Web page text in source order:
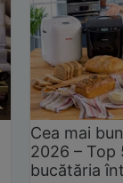
Cea mai
2026 –
bucătăria